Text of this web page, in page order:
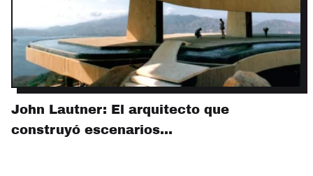
John Lautner: El arquitecto que
construyó escenarios…